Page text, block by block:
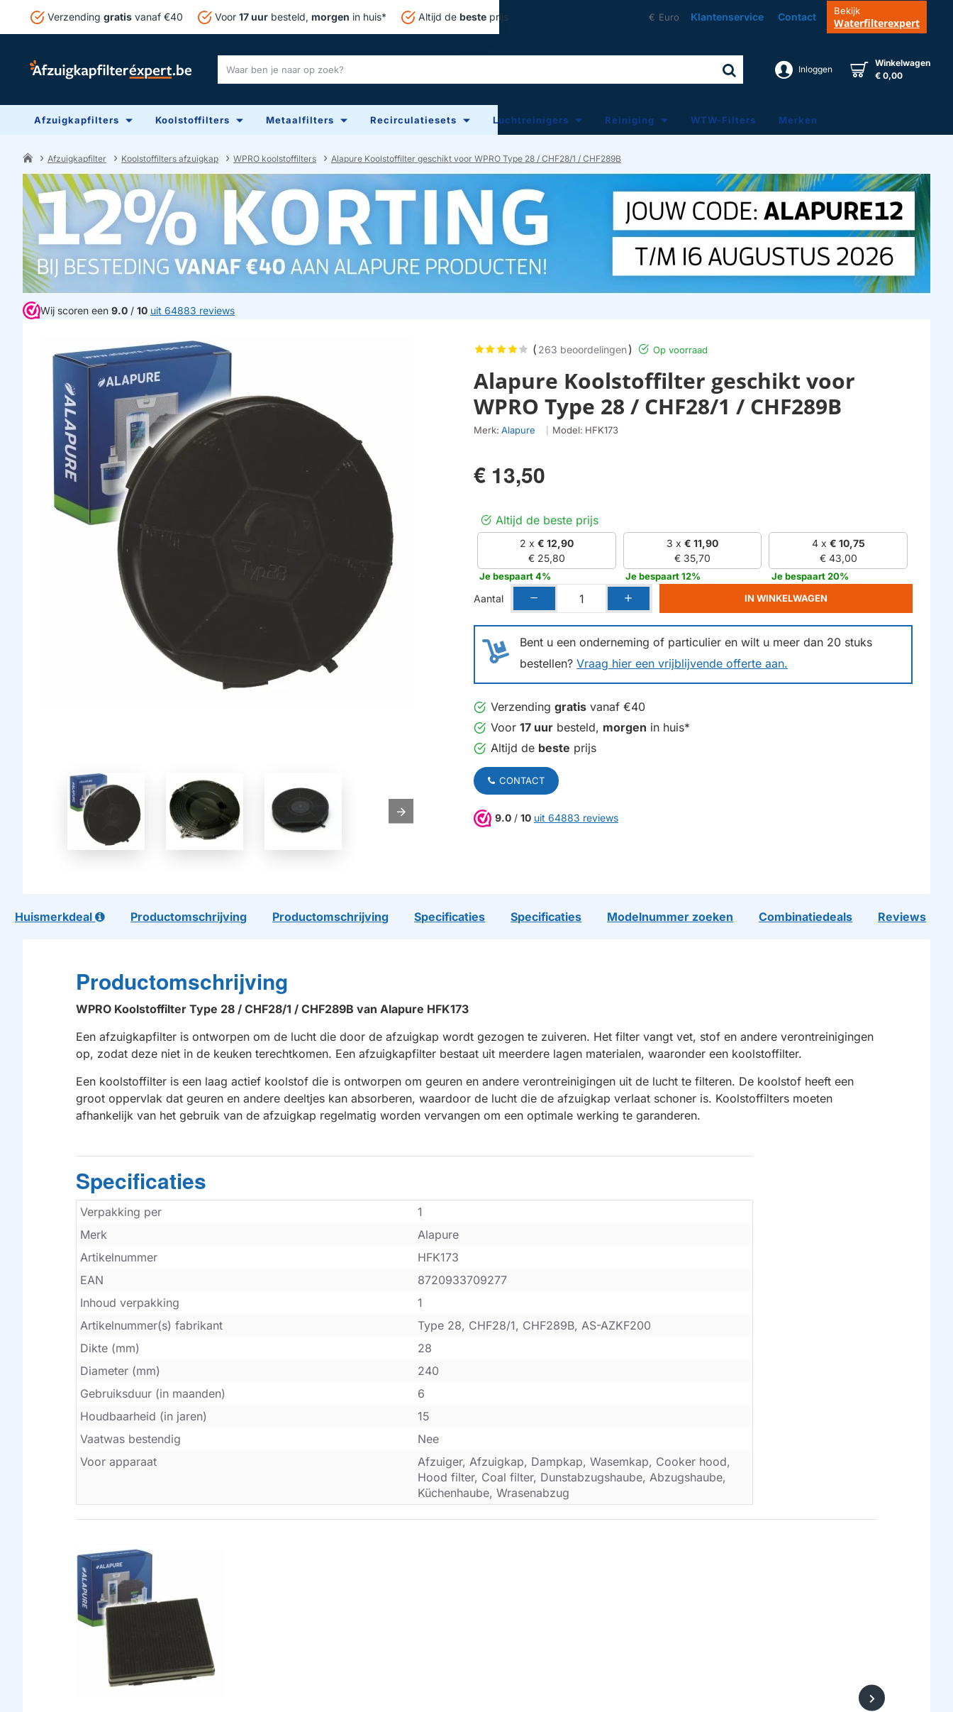
Verzending gratis vanaf €40 Voor 17 uur besteld, morgen in huis* Altijd de beste prijs € Euro Klantenservice Contact
Bekijk
Waterfilterexpert
Waar
je
naar
Inloggen
Winkelwagen
€ 0,00
Afzuigkapfilters Koolstoffilters Metaalfilters Recirculatiesets Luchtreinigers Reiniging WTW-Filters Merken
Afzuigkapfilter Koolstoffilters afzuigkap WPRO koolstoffilters Alapure Koolstoffilter geschikt voor WPRO Type 28 / CHF28/1 / CHF289B
Wij scoren een 9.0 / 10 uit 64883 reviews
Alapure Koolstoffilter geschikt voor
WPRO Type 28 / CHF28/1 / CHF289B
Merk: Alapure Model: HFK173
( 263 beoordelingen) Op voorraad
€ 13,50
Altijd de beste prijs
2 x € 12,90
€ 25,80
Je bespaart 4%
3 x € 11,90
€ 35,70
Je bespaart 12%
4 x € 10,75
€ 43,00
Je bespaart 20%
Bent u een onderneming of particulier en wilt u meer dan 20 stuks
bestellen? Vraag hier een vrijblijvende offerte aan.
Aantal IN WINKELWAGEN
Verzending gratis vanaf €40
Voor 17 uur besteld, morgen in huis*
Altijd de beste prijs
CONTACT
9.0 / 10 uit 64883 reviews
Huismerkdeal Productomschrijving Productomschrijving Specificaties Specificaties Modelnummer zoeken Combinatiedeals Reviews
Productomschrijving
WPRO Koolstoffilter Type 28 / CHF28/1 / CHF289B van Alapure HFK173
Een afzuigkapfilter is ontworpen om de lucht die door de afzuigkap wordt gezogen te zuiveren. Het filter vangt vet, stof en andere verontreinigingen
op, zodat deze niet in de keuken terechtkomen. Een afzuigkapfilter bestaat uit meerdere lagen materialen, waaronder een koolstoffilter.
Een koolstoffilter is een laag actief koolstof die is ontworpen om geuren en andere verontreinigingen uit de lucht te filteren. De koolstof heeft een
groot oppervlak dat geuren en andere deeltjes kan absorberen, waardoor de lucht die de afzuigkap verlaat schoner is. Koolstoffilters moeten
afhankelijk van het gebruik van de afzuigkap regelmatig worden vervangen om een optimale werking te garanderen.
Specificaties
Verpakking per
1
Merk
Alapure
Artikelnummer
HFK173
EAN
8720933709277
Inhoud verpakking
1
Artikelnummer(s) fabrikant
Type 28, CHF28/1, CHF289B, AS-AZKF200
Dikte (mm)
28
Diameter (mm)
240
Gebruiksduur (in maanden)
6
Houdbaarheid (in jaren)
15
Vaatwas bestendig
Nee
Voor apparaat
Afzuiger, Afzuigkap, Dampkap, Wasemkap, Cooker hood,
Hood filter, Coal filter, Dunstabzugshaube, Abzugshaube,
Küchenhaube, Wrasenabzug